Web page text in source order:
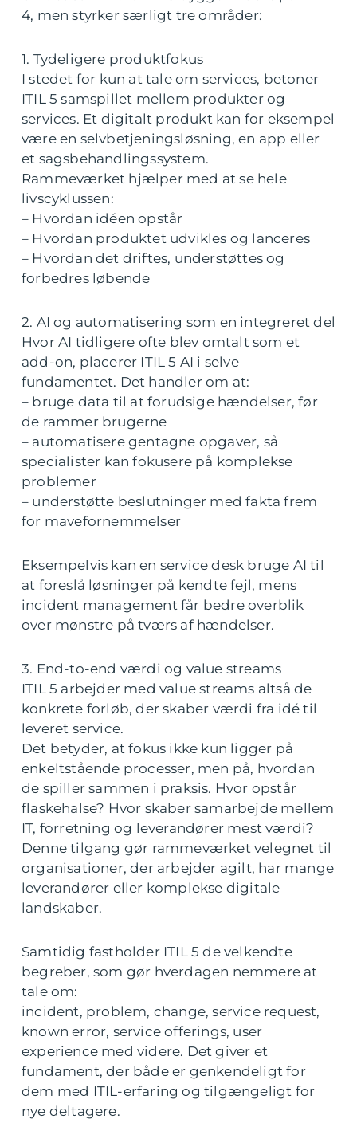
4, men styrker særligt tre områder:
1. Tydeligere produktfokus
I stedet for kun at tale om services, betoner
ITIL 5 samspillet mellem produkter og
services. Et digitalt produkt kan for eksempel
være en selvbetjeningsløsning, en app eller
et sagsbehandlingssystem.
Rammeværket hjælper med at se hele
livscyklussen:
– Hvordan idéen opstår
– Hvordan produktet udvikles og lanceres
– Hvordan det driftes, understøttes og
forbedres løbende
2. AI og automatisering som en integreret del
Hvor AI tidligere ofte blev omtalt som et
add-on, placerer ITIL 5 AI i selve
fundamentet. Det handler om at:
– bruge data til at forudsige hændelser, før
de rammer brugerne
– automatisere gentagne opgaver, så
specialister kan fokusere på komplekse
problemer
– understøtte beslutninger med fakta frem
for mavefornemmelser
Eksempelvis kan en service desk bruge AI til
at foreslå løsninger på kendte fejl, mens
incident management får bedre overblik
over mønstre på tværs af hændelser.
3. End-to-end værdi og value streams
ITIL 5 arbejder med value streams altså de
konkrete forløb, der skaber værdi fra idé til
leveret service.
Det betyder, at fokus ikke kun ligger på
enkeltstående processer, men på, hvordan
de spiller sammen i praksis. Hvor opstår
flaskehalse? Hvor skaber samarbejde mellem
IT, forretning og leverandører mest værdi?
Denne tilgang gør rammeværket velegnet til
organisationer, der arbejder agilt, har mange
leverandører eller komplekse digitale
landskaber.
Samtidig fastholder ITIL 5 de velkendte
begreber, som gør hverdagen nemmere at
tale om:
incident, problem, change, service request,
known error, service offerings, user
experience med videre. Det giver et
fundament, der både er genkendeligt for
dem med ITIL-erfaring og tilgængeligt for
nye deltagere.